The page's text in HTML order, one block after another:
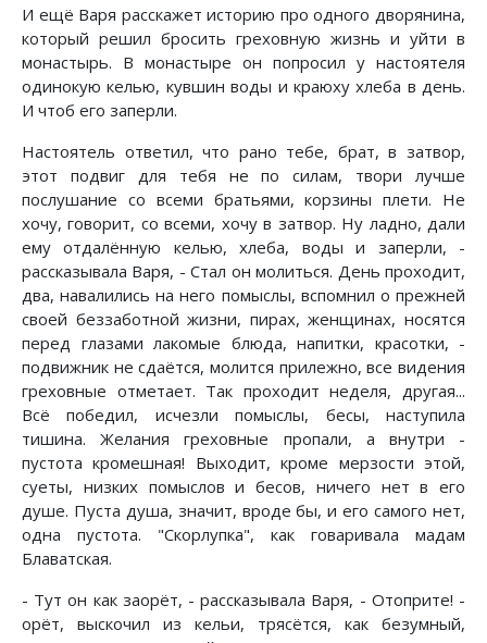
И ещё Варя расскажет историю про одного дворянина,
который решил бросить греховную жизнь и уйти в
монастырь. В монастыре он попросил у настоятеля
одинокую келью, кувшин воды и краюху хлеба в день.
И чтоб его заперли.
Настоятель ответил, что рано тебе, брат, в затвор,
этот подвиг для тебя не по силам, твори лучше
послушание со всеми братьями, корзины плети. Не
хочу, говорит, со всеми, хочу в затвор. Ну ладно, дали
ему отдалённую келью, хлеба, воды и заперли, -
рассказывала Варя, - Стал он молиться. День проходит,
два, навалились на него помыслы, вспомнил о прежней
своей беззаботной жизни, пирах, женщинах, носятся
перед глазами лакомые блюда, напитки, красотки, -
подвижник не сдаётся, молится прилежно, все видения
греховные отметает. Так проходит неделя, другая...
Всё победил, исчезли помыслы, бесы, наступила
тишина. Желания греховные пропали, а внутри -
пустота кромешная! Выходит, кроме мерзости этой,
суеты, низких помыслов и бесов, ничего нет в его
душе. Пуста душа, значит, вроде бы, и его самого нет,
одна пустота. "Скорлупка", как говаривала мадам
Блаватская.
- Тут он как заорёт, - рассказывала Варя, - Отоприте! -
орёт, выскочил из кельи, трясётся, как безумный,